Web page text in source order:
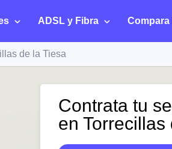
ADSL y Fibra Compara
de la Tiesa
Contrata tu
en Torrecillas